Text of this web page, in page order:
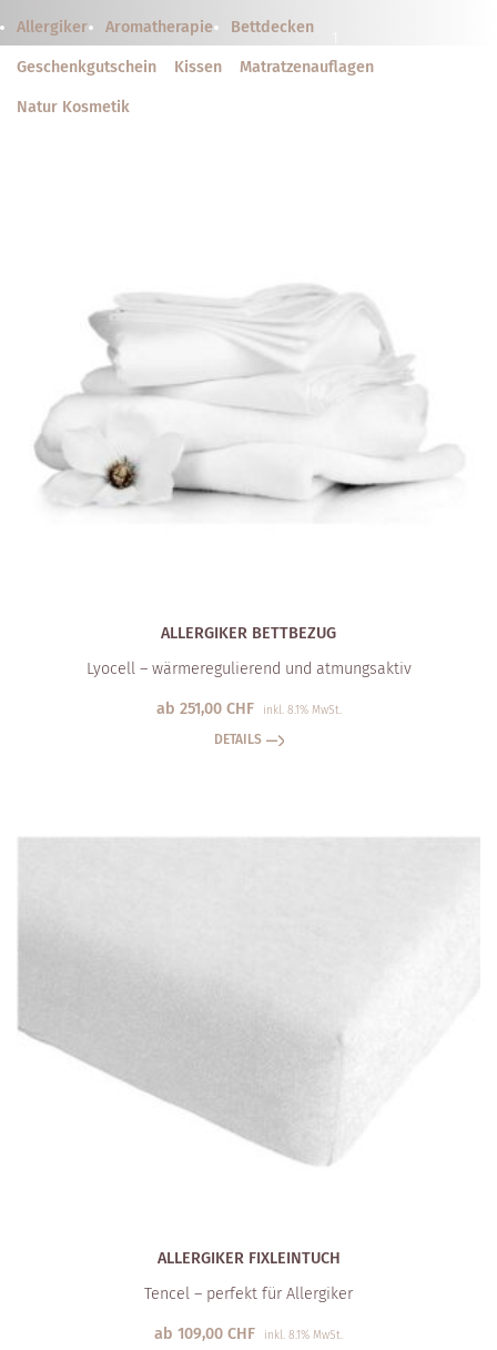
Allergiker Aroma­therapie Bett­decken
Geschenkgutschein Kissen Matratzen­­auflagen
Natur Kosmetik
ALLERGIKER BETT­BEZUG
Lyocell – wärmeregulierend und atmungsaktiv
ab 251,00 CHF inkl. 8.1% MwSt.
DETAILS
ALLERGIKER FIXLEINTUCH
Tencel – perfekt für Allergiker
ab 109,00 CHF inkl. 8.1% MwSt.